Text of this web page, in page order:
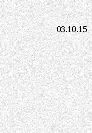
03.10.15